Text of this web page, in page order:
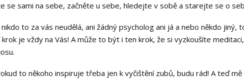
se sami na sebe, začněte u sebe, hledejte v sobě a starejte se o
nikdo to za vás neudělá, ani žádný psycholog ani já a nebo někdo
je vždy na Vás! A může to být i ten krok, že si vyzkoušíte
to někoho inspiruje třeba jen k vyčištění zubů, budu rád! A teď